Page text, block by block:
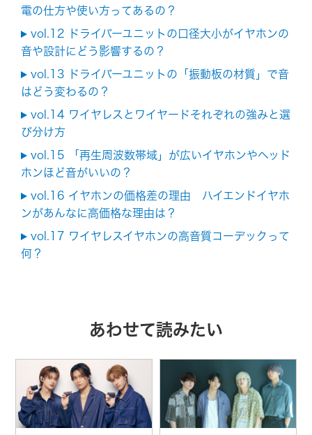
電の仕方や使い方ってあるの？
vol.12 ドライバーユニットの口径大小がイヤホンの
音や設計にどう影響するの？
vol.13 ドライバーユニットの「振動板の材質」で音
はどう変わるの？
vol.14 ワイヤレスとワイヤードそれぞれの強みと選
び分け方
vol.15 「再生周波数帯域」が広いイヤホンやヘッド
ホンほど音がいいの？
vol.16 イヤホンの価格差の理由 ハイエンドイヤホ
ンがあんなに高価格な理由は？
vol.17 ワイヤレスイヤホンの高音質コーデックって
何？
あわせて読みたい